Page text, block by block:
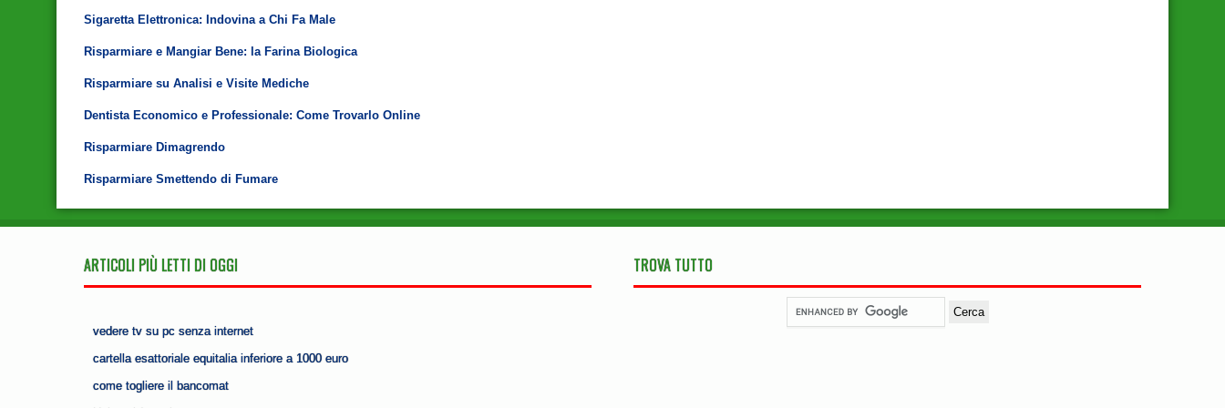
Sigaretta Elettronica: Indovina a Chi Fa Male
Risparmiare e Mangiar Bene: la Farina Biologica
Risparmiare su Analisi e Visite Mediche
Dentista Economico e Professionale: Come Trovarlo Online
Risparmiare Dimagrendo
Risparmiare Smettendo di Fumare
ARTICOLI PIÙ LETTI DI OGGI
vedere tv su pc senza internet
cartella esattoriale equitalia inferiore a 1000 euro
come togliere il bancomat
TROVA TUTTO